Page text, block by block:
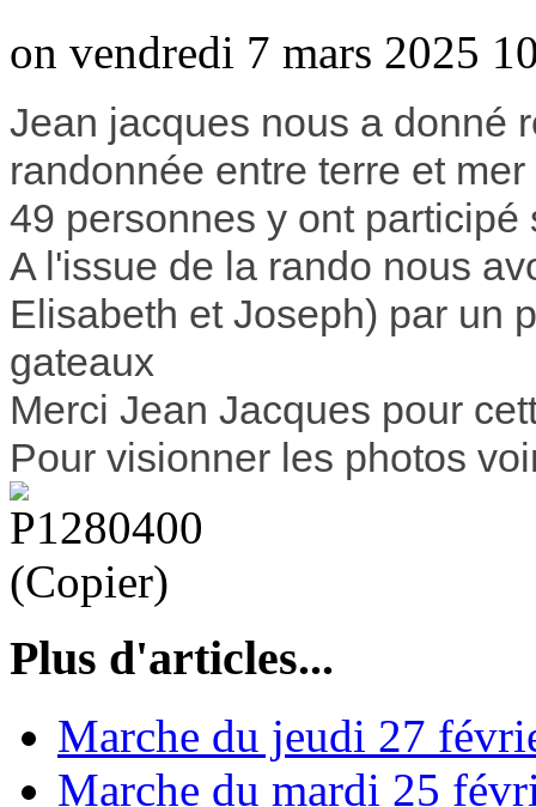
on vendredi 7 mars 2025
Jean jacques nous a donné
randonnée entre terre et mer
49 personnes y ont
A l'issue de la rando nous
Elisabeth et Joseph) par un
gateaux
Merci Jean Jacques pour
Pour visionner les photos
Plus d'articles...
Marche du jeudi 27
Marche du mardi 25